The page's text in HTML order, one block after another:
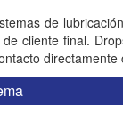
de
cliente final.
directamente